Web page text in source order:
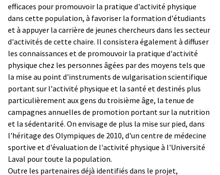
efficaces pour promouvoir la pratique d'activité physique
dans cette population, à favoriser la formation d'étudiants
et à appuyer la carrière de jeunes chercheurs dans les secteur
d'activités de cette chaire. Il consistera également à diffuser
les connaissances et de promouvoir la pratique d'activité
physique chez les personnes âgées par des moyens tels que
la mise au point d'instruments de vulgarisation scientifique
portant sur l'activité physique et la santé et destinés plus
particulièrement aux gens du troisième âge, la tenue de
campagnes annuelles de promotion portant sur la nutrition
et la sédentarité. On envisage de plus la mise sur pied, dans
l'héritage des Olympiques de 2010, d'un centre de médecine
sportive et d'évaluation de l'activité physique à l'Université
Laval pour toute la population.
Outre les partenaires déjà identifiés dans le projet,